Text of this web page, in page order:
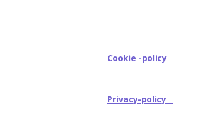
Cookie -policy
Privacy-policy